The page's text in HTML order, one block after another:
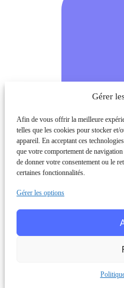
Gérer
Afin de vous offrir la meilleure
telles que les cookies pour stocker et/
appareil. En acceptant ces
que votre comportement de
de donner votre consentement ou le
certaines fonctionnalités.
Gérer les options